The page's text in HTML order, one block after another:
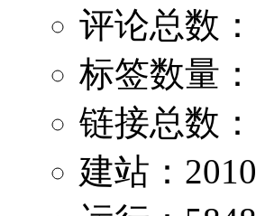
评论总数
标签数量
链接总数
建站：